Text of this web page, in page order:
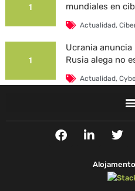
1
mundiales en
Actualidad,
1
Ucrania
Rusia alega no
Actualidad,
La Universidad
Actualidad,
F
a
L
i
k
T
w
t
t
e